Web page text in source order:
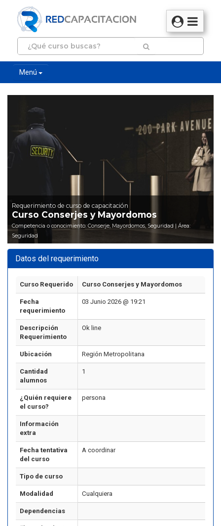
Menú
Requerimiento de curso de capacitación
Curso Conserjes y Mayordomos
Competencia o conocimiento: Conserje, Mayordomos, Seguridad | Área:
Seguridad
Datos del requerimiento
Curso Requerido Curso Conserjes y Mayordomos
Fecha
requerimiento
03 Junio 2026 @ 19:21
Descripción
Requerimiento
Ok line
Ubicación Región Metropolitana
Cantidad
alumnos
1
¿Quién requiere
el curso?
persona
Información
extra
Fecha tentativa
del curso
A coordinar
Tipo de curso
Modalidad Cualquiera
Dependencias